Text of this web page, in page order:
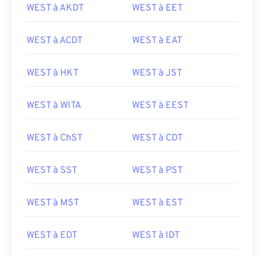
WEST à AKDT WEST à EET
WEST à ACDT WEST à EAT
WEST à HKT WEST à JST
WEST à WITA WEST à EEST
WEST à ChST WEST à CDT
WEST à SST WEST à PST
WEST à MST WEST à EST
WEST à EDT WEST à IDT